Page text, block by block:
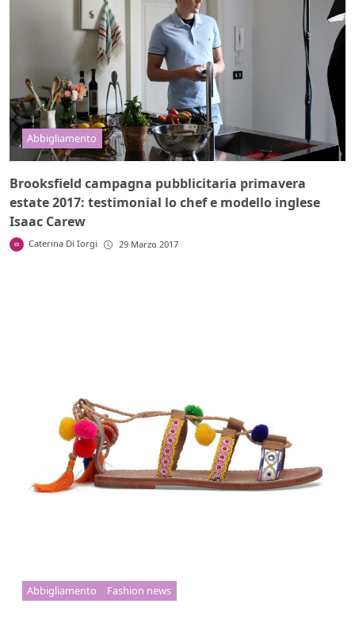
Abbigliamento
Brooksfield campagna pubblicitaria primavera
estate 2017: testimonial lo chef e modello inglese
Isaac Carew
Caterina Di Iorgi 29 Marzo 2017
Abbigliamento Fashion news